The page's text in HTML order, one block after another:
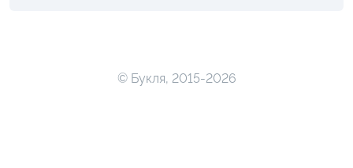
© Букля, 2015-2026